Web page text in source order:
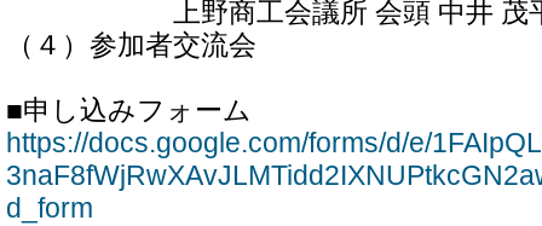
上野商工会議所 会頭 中井 茂
（４）参加者交流会
■申し込みフォーム
https://docs.google.com/forms/d/e/
d_form